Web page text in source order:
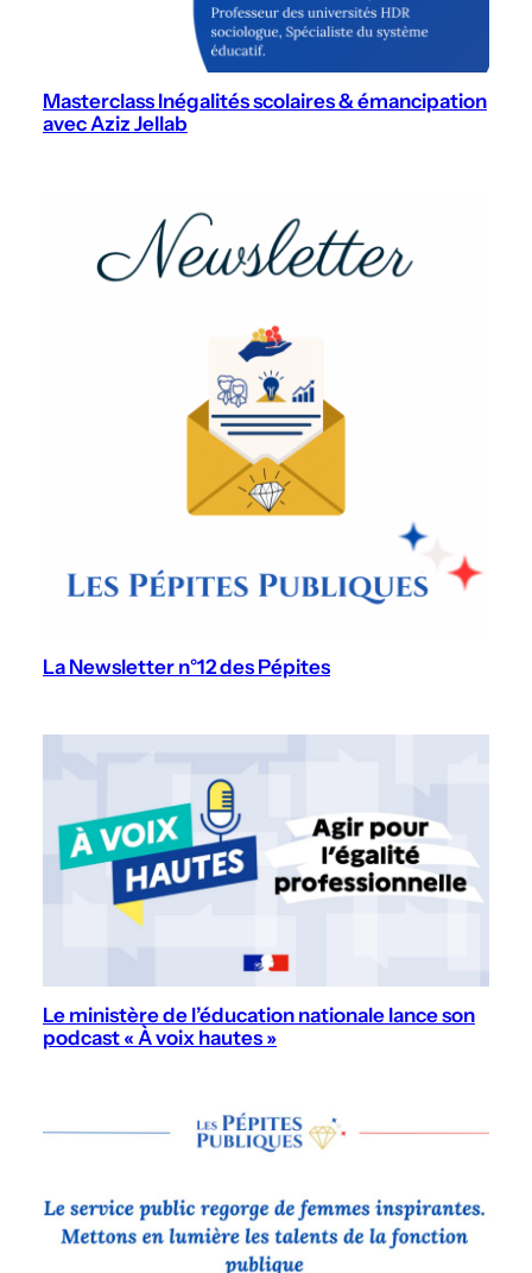
Masterclass Inégalités scolaires & émancipation
avec Aziz Jellab
La Newsletter n°12 des Pépites
Le ministère de l’éducation nationale lance son
podcast « À voix hautes »